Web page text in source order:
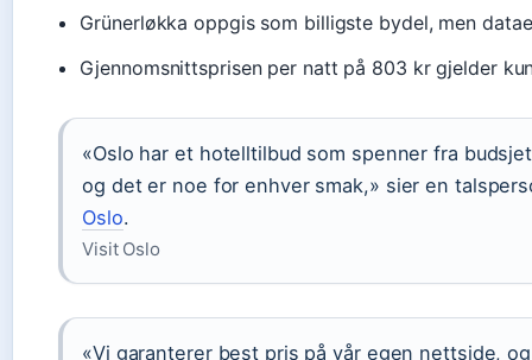
Grünerløkka oppgis som billigste bydel, men
Gjennomsnittsprisen per natt på 803 kr gjelder
«Oslo har et hotelltilbud som spenner fra
og det er noe for enhver smak,» sier en
Oslo.
Visit Oslo
«Vi garanterer best pris på vår egen nettside,